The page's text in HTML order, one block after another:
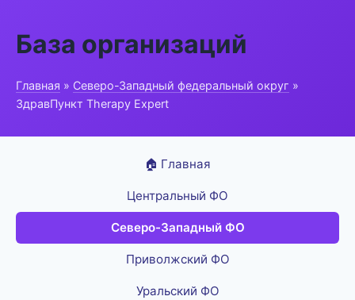
База организаций
Главная » Северо-Западный федеральный округ »
ЗдравПункт Therapy Expert
🏠 Главная
Центральный ФО
Северо-Западный ФО
Приволжский ФО
Уральский ФО